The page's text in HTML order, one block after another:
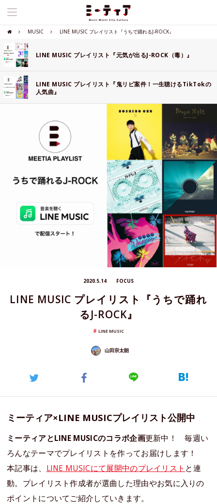
MUSIC LINE MUSIC プレイリスト『うちで踊れるJ-ROCK』
LINE MUSIC プレイリスト『元気が出るJ-ROCK（毒）』
LINE MUSIC プレイリスト『鬼リピ案件！一生聴けるTikTokの
人気曲』
2020.5.14 FOCUS
LINE MUSIC プレイリスト『うちで踊れ
るJ-ROCK』
LINE MUSIC
山田宗太朗
ミーティア×LINE MUSICプレイリスト公開中
ミーティアとLINE MUSICのコラボ企画更新中！ 毎週い
ろんなテーマでプレイリストを作ってお届けします！
本記事は、 LINE MUSICにて展開中のプレイリスト と連
動。プレイリスト作成者が選曲した理由やお気に入りの
ポイントについてご紹介していきます。